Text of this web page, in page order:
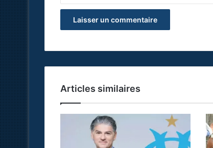
Articles similaires